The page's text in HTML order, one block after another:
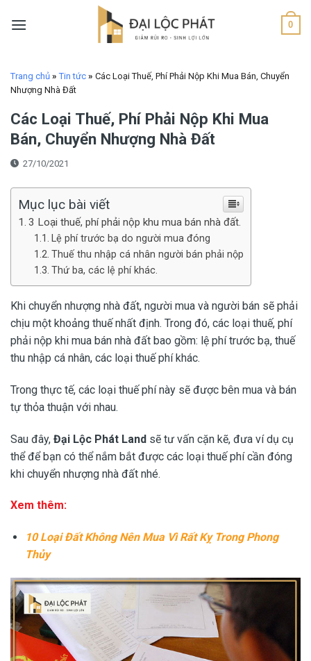
0
Trang chủ »Tin tức » Các Loại Thuế, Phí Phải Nộp Khi Mua Bán, Chuyển
Nhượng Nhà Đất
Các Loại Thuế, Phí Phải Nộp Khi Mua
Bán, Chuyển Nhượng Nhà Đất
27/10/2021
Mục lục bài viết
3 Loại thuế, phí phải nộp khu mua bán nhà đất.
Lệ phí trước bạ do người mua đóng
Thuế thu nhập cá nhân người bán phải nộp
Thứ ba, các lệ phí khác.
Khi chuyển nhượng nhà đất, người mua và người bán sẽ phải
chịu một khoảng thuế nhất định. Trong đó, các loại thuế, phí
phải nộp khi mua bán nhà đất bao gồm: lệ phí trước bạ, thuế
thu nhập cá nhân, các loại thuế phí khác.
Trong thực tế, các loại thuế phí này sẽ được bên mua và bán
tự thỏa thuận với nhau.
Sau đây, Đại Lộc Phát Land sẽ tư vấn cặn kẽ, đưa ví dụ cụ
thể để bạn có thể nắm bắt được các loại thuế phí cần đóng
khi chuyển nhượng nhà đất nhé.
Xem thêm:
10 Loại Đất Không Nên Mua Vì Rất Kỵ Trong Phong
Thủy